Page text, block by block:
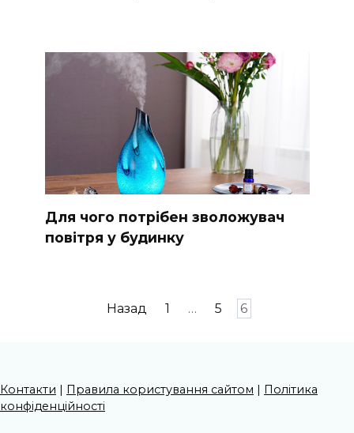
Для чого потрібен зволожувач
повітря у будинку
Назад 1 … 5 6
Контакти | Правила користування сайтом | Політика
конфіденційності